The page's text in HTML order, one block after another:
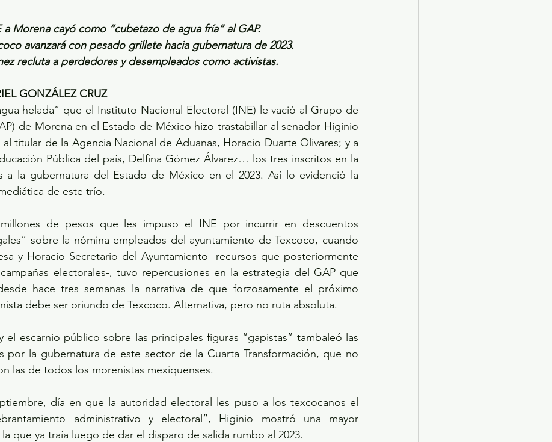
Morena cayó como “cubetazo de agua fría” al GAP.
avanzará con pesado grillete hacia gubernatura de 2023.
recluta a perdedores y desempleados como activistas.
GONZÁLEZ CRUZ
helada” que el Instituto Nacional Electoral (INE) le vació al Grupo de
de Morena en el Estado de México hizo trastabillar al senador Higinio
titular de la Agencia Nacional de Aduanas, Horacio Duarte Olivares; y a
Pública del país, Delfina Gómez Álvarez… los tres inscritos en la
a la gubernatura del Estado de México en el 2023. Así lo evidenció la
de este trío.
de pesos que les impuso el INE por incurrir en descuentos
sobre la nómina empleados del ayuntamiento de Texcoco, cuando
y Horacio Secretario del Ayuntamiento -recursos que posteriormente
electorales-, tuvo repercusiones en la estrategia del GAP que
hace tres semanas la narrativa de que forzosamente el próximo
debe ser oriundo de Texcoco. Alternativa, pero no ruta absoluta.
el escarnio público sobre las principales figuras “gapistas” tambaleó las
por la gubernatura de este sector de la Cuarta Transformación, que no
las de todos los morenistas mexiquenses.
día en que la autoridad electoral les puso a los texcocanos el
administrativo y electoral”, Higinio mostró una mayor
que ya traía luego de dar el disparo de salida rumbo al 2023.